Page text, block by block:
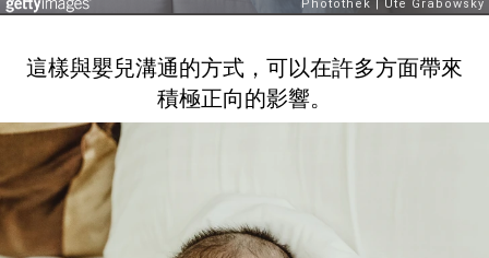
這樣與嬰兒溝通的方式，可以在許多方面帶來
積極正向的影響。